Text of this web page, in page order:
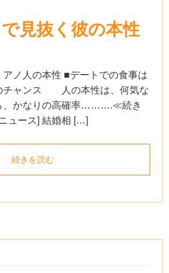
見抜く彼の本性
ノ人の本性 ■デートでの食事は
チャンス 人の本性は、何気な
、かなりの高確率……….≪続き
ュース] 結婚相 […]
続きを読む